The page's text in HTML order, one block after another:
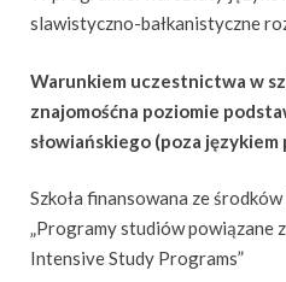
slawistyczno-bałkanistyczne
Warunkiem uczestnictwa w
znajomośćna poziomie
słowiańskiego (poza językiem
Szkoła finansowana ze
„Programy studiów powiązane
Intensive Study Programs”